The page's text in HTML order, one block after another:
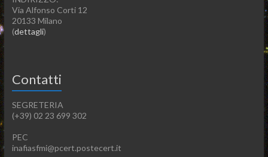
Via Alfonso Corti 12
20133 Milano
(dettagli)
Contatti
SEGRETERIA
(+39) 02 23 699 302
PEC
inafiasfmi@pcert.postecert.it